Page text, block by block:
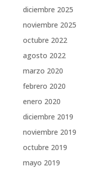
diciembre 2025
noviembre 2025
octubre 2022
agosto 2022
marzo 2020
febrero 2020
enero 2020
diciembre 2019
noviembre 2019
octubre 2019
mayo 2019